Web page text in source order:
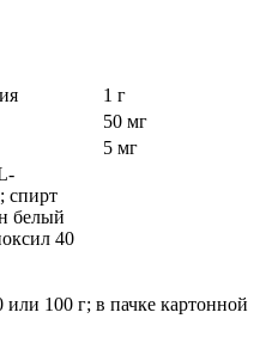
1 г
50 мг
5 мг
спирт
белый
40
100 г; в пачке картонной